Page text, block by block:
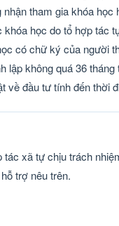
tham gia khóa
học do tổ hợp tác
có chữ ký của người
lập không quá 36
về đầu tư tính đến thời
xã tự chịu trách
trợ nêu trên.